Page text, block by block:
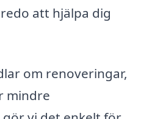
att hjälpa dig
om renoveringar,
mindre